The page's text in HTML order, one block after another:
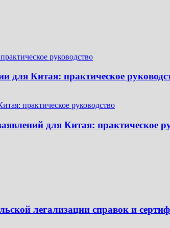
для Китая: практическое
для Китая: практическое
легализации справок и